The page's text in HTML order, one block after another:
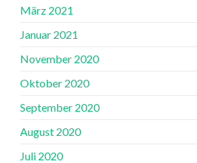
März 2021
Januar 2021
November 2020
Oktober 2020
September 2020
August 2020
Juli 2020